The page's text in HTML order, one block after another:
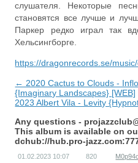
слушателя. Некоторые
становятся все лучше и
Паркер редко играл так
Хельсингборге.
https://dragonrecords.se/
← 2020 Cactus to Clouds -
{Imaginary Landscapes} [WEB]
2023 Albert Vila - Levity
Any questions -
This album is available on
dchub://hub.pro-
01.02.2023 10:07 820